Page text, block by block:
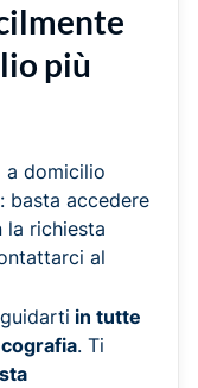
più
a domicilio
basta accedere
la richiesta
al
in tutte
. Ti